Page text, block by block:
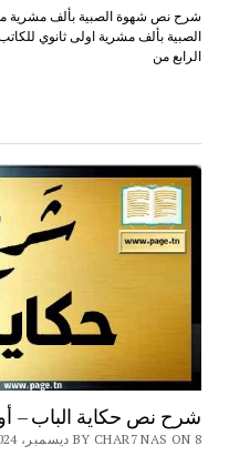
شرح نص شهوة الصبية بألف مشرية
الصبية بألف مشرية اولى ثانوي
الرابع من
شرح نص حكاية الباب –
BY CHAR7 NAS ON 8 ديسمبر، 2024